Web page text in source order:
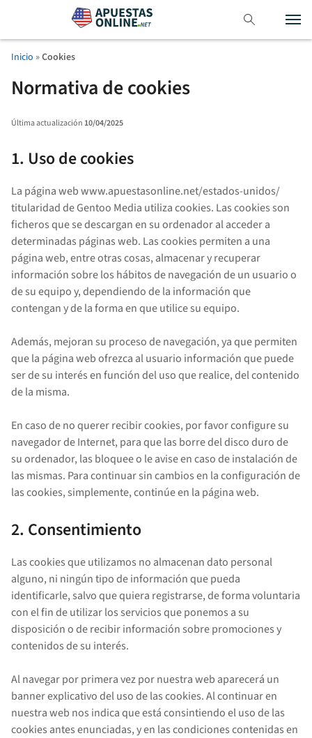
Inicio »Cookies
Normativa de cookies
Última actualización 10/04/2025
1. Uso de cookies
La página web www.apuestasonline.net/estados-unidos/
titularidad de Gentoo Media utiliza cookies. Las cookies son
ficheros que se descargan en su ordenador al acceder a
determinadas páginas web. Las cookies permiten a una
página web, entre otras cosas, almacenar y recuperar
información sobre los hábitos de navegación de un usuario o
de su equipo y, dependiendo de la información que
contengan y de la forma en que utilice su equipo.
Además, mejoran su proceso de navegación, ya que permiten
que la página web ofrezca al usuario información que puede
ser de su interés en función del uso que realice, del contenido
de la misma.
En caso de no querer recibir cookies, por favor configure su
navegador de Internet, para que las borre del disco duro de
su ordenador, las bloquee o le avise en caso de instalación de
las mismas. Para continuar sin cambios en la configuración de
las cookies, simplemente, continúe en la página web.
2. Consentimiento
Las cookies que utilizamos no almacenan dato personal
alguno, ni ningún tipo de información que pueda
identificarle, salvo que quiera registrarse, de forma voluntaria
con el fin de utilizar los servicios que ponemos a su
disposición o de recibir información sobre promociones y
contenidos de su interés.
Al navegar por primera vez por nuestra web aparecerá un
banner explicativo del uso de las cookies. Al continuar en
nuestra web nos indica que está consintiendo el uso de las
cookies antes enunciadas, y en las condiciones contenidas en